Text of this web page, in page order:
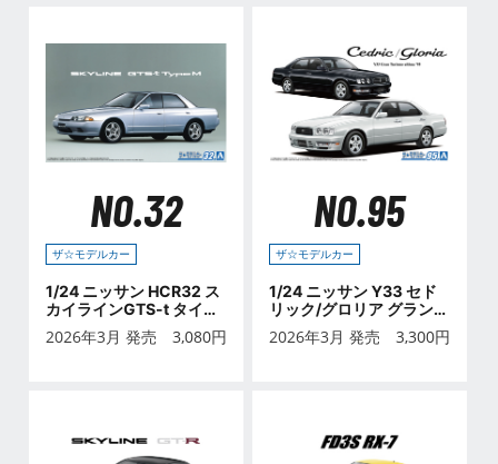
NO.32
ザ☆モデルカー
1/24 ニッサン HCR32 ス
カイラインGTS-t タイプ
M '89
2026年3月 発売 3,080円
NO.95
ザ☆モデルカー
1/24 ニッサン Y33 セド
リック/グロリア グランツ
ーリスモアルティマ '95
2026年3月 発売 3,300円